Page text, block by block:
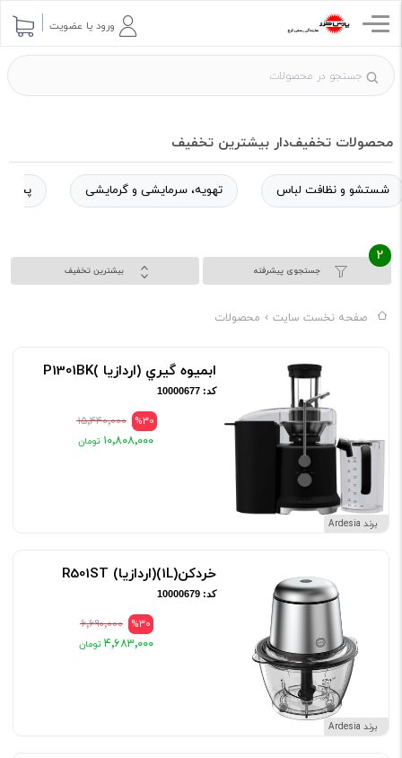
ورود یا عضویت
محصولات تخفیف‌دار بیشترین تخفیف
شستشو و نظافت لباس تهویه، سرمایشی و گرمایشی پخت
جستجوی پیشرفته
2
بیشترین تخفیف
صفحه نخست سایت محصولات
برند Ardesia
ابميوه گيري (اردازيا )P1301BK
کد: 10000677
%30 ۱۵٬۴۴۰٬۰۰۰
۱۰٬۸۰۸٬۰۰۰
برند Ardesia
خردکن(1L)(اردازيا) R501ST
کد: 10000679
%30 ۶٬۶۹۰٬۰۰۰
۴٬۶۸۳٬۰۰۰